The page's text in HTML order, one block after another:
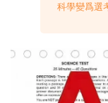
科學變爲選